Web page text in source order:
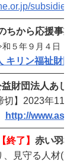
subsidies/
ちから応援事業
和５年９月４日（月
キリン福祉財団
益財団法人あした
切】2023年11月
http://
【終了】 赤い羽根
、見守る人材(つ